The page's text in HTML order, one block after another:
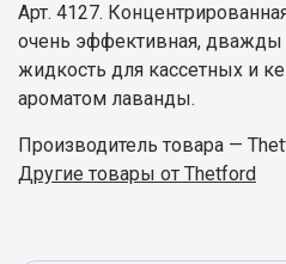
Арт. 4127.
очень эффективная, дважды
жидкость для кассетных и
ароматом лаванды.
Производитель товара —
Другие товары от Thetford